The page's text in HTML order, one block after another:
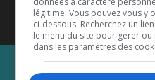
Écoutez-
légitime. Vous pouvez vous
ci-dessous. Recherchez un
le menu du site pour gérer
dans les paramètres des